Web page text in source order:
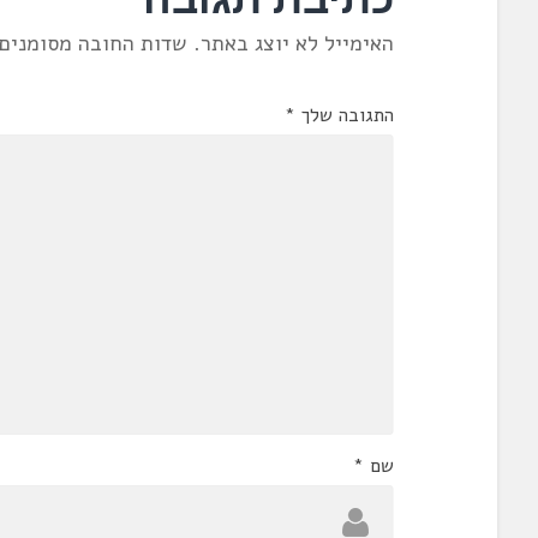
האימייל לא יוצג באתר. שדות החובה
התגובה שלך *
שם *